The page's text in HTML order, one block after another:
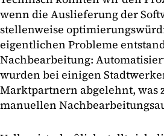
wenn die Auslieferung der
stellenweise
eigentlichen Probleme
Nachbearbeitung:
wurden bei einigen
Marktpartnern abgelehnt, was
manuellen